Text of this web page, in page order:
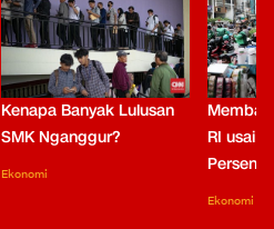
Kenapa Banyak Lulusan
SMK Nganggur?
Ekonomi
RI usai
Persen
Ekonomi